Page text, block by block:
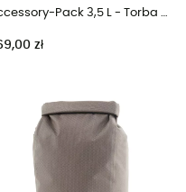
Accessory-Pack 3,5 L - Torba rowerowa
zł